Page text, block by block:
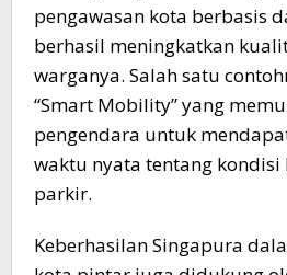
pengawasan kota berbasis
berhasil meningkatkan
warganya. Salah satu
“Smart Mobility” yang
pengendara untuk
waktu nyata tentang
parkir.
Keberhasilan Singapura